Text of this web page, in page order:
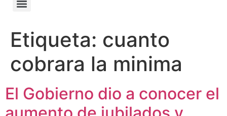
Etiqueta: cuanto
cobrara la minima
El Gobierno dio a conocer el